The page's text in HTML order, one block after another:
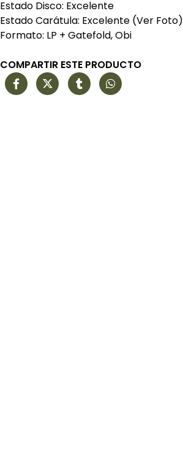
Estado Disco: Excelente
Estado Carátula: Excelente (Ver Foto)
Formato: LP + Gatefold, Obi
COMPARTIR ESTE PRODUCTO